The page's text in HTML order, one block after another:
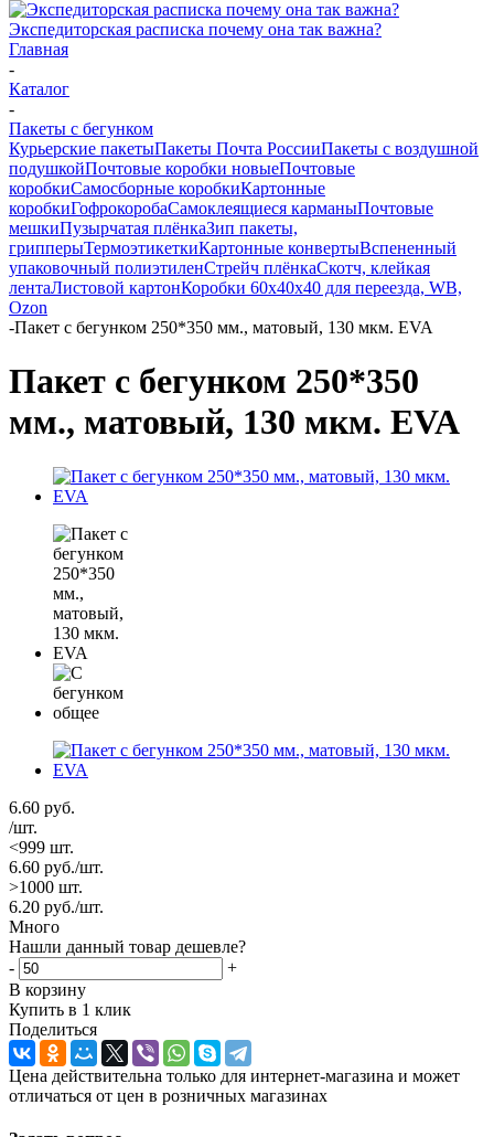
Экспедиторская расписка почему она так важна?
Главная
-
Каталог
-
Пакеты с бегунком
Курьерские пакетыПакеты Почта РоссииПакеты с воздушной
подушкойПочтовые коробки новыеПочтовые
коробкиСамосборные коробкиКартонные
коробкиГофрокоробаСамоклеящиеся карманыПочтовые
мешкиПузырчатая плёнкаЗип пакеты,
грипперыТермоэтикеткиКартонные конвертыВспененный
упаковочный полиэтиленСтрейч плёнкаСкотч, клейкая
лентаЛистовой картонКоробки 60х40х40 для переезда, WB,
Ozon
-Пакет с бегунком 250*350 мм., матовый, 130 мкм. EVA
Пакет с бегунком 250*350
мм., матовый, 130 мкм. EVA
6.60 руб.
/шт.
<999 шт.
6.60 руб./шт.
>1000 шт.
6.20 руб./шт.
Много
Нашли данный товар дешевле?
-
+
В корзину
Купить в 1 клик
Поделиться
Цена действительна только для интернет-магазина и может
отличаться от цен в розничных магазинах